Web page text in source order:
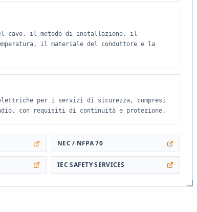
cavo, il metodo di installazione, il
il materiale del conduttore e la
per i servizi di sicurezza, compresi
con requisiti di continuità e protezione.
NEC / NFPA 70
IEC SAFETY SERVICES